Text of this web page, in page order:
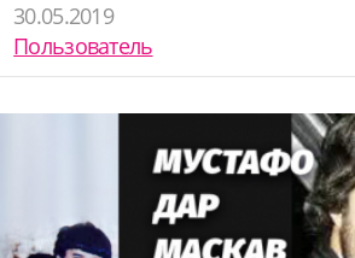
30.05.2019
Пользователь